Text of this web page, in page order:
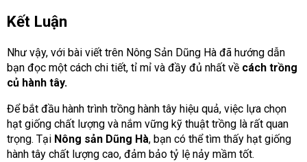
Kết Luận
Như vậy, với bài viết trên Nông Sản Dũng Hà đã hướng dẫn
bạn đọc một cách chi tiết, tỉ mỉ và đầy đủ nhất về cách trồng
củ hành tây.
Để bắt đầu hành trình trồng hành tây hiệu quả, việc lựa chọn
hạt giống chất lượng và nắm vững kỹ thuật trồng là rất quan
trọng. Tại Nông sản Dũng Hà, bạn có thể tìm thấy hạt giống
hành tây chất lượng cao, đảm bảo tỷ lệ nảy mầm tốt.